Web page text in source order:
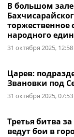
В большом
народного
31 октября 2025, 12:58
Царев:
Звановки под
31 октября 2025, 07:53
Третья битва
ведут бои в